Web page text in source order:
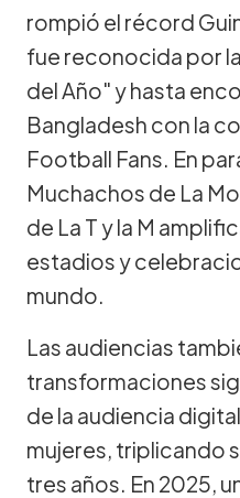
rompió el récord
fue reconocida por
del Año" y hasta
Bangladesh con la
Football Fans. En
Muchachos de La
de La T y la M
estadios y
mundo.
Las audiencias
transformaciones
de la audiencia
mujeres, triplicando
tres años. En 2025,